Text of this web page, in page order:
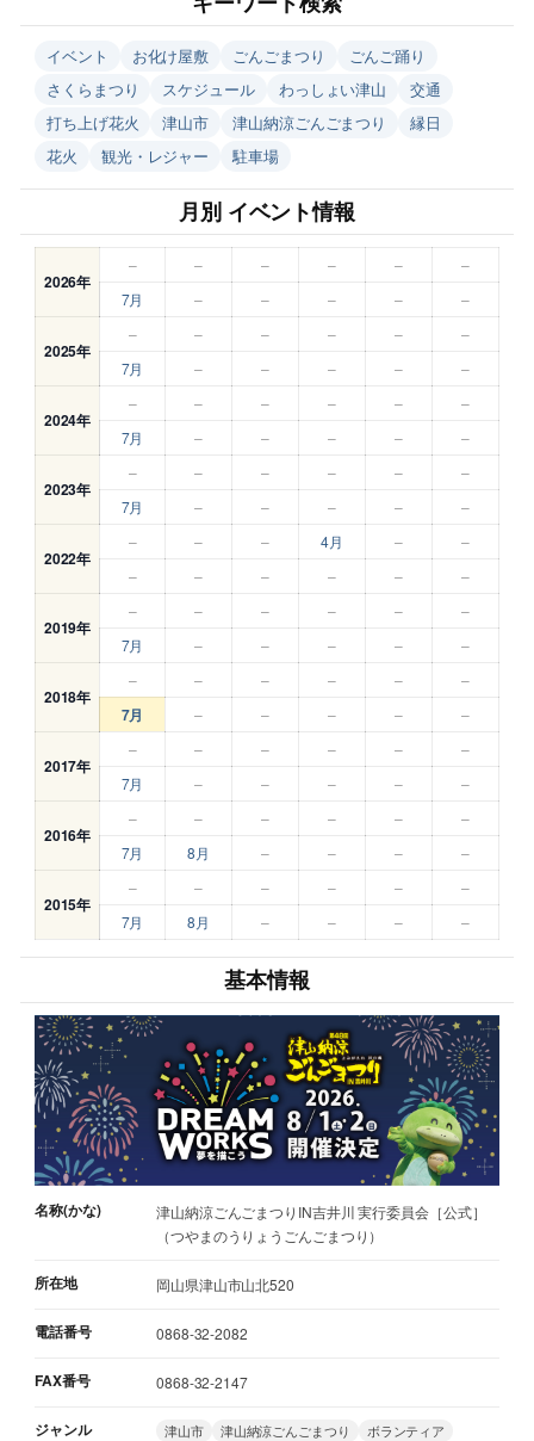
イベント お化け屋敷 ごんごまつり
ごんご踊り
さくらまつり
スケジュール わっしょい津山
交通
打ち上げ花火
津山市 津山納涼ごんごまつり
縁日
花火
観光・レジャー 駐車場
月別 イベント情報
2026年
– – – – –
–
7月
– – – – –
2025年
– – – – –
–
7月
– – – – –
2024年
– – – – –
–
7月
– – – – –
2023年
– – – – –
–
7月
– – – – –
2022年
– – – 4月 –
–
–
– – – – –
2019年
– – – – –
–
7月
– – – – –
2018年
– – – – – –
7月 – – – – –
2017年
– – – – –
–
7月
– – – – –
2016年
– – – – –
–
7月
8月 – – – –
2015年
– – – – –
–
7月
8月 – – – –
基本情報
名称(かな)
津山納涼ごんごまつりIN吉井川 実行委員会［公式］
（つやまのうりょうごんごまつり）
所在地 岡山県津山市山北520
電話番号 0868-32-2082
FAX番号 0868-32-2147
ジャンル 津山市 津山納涼ごんごまつり
ボランティア